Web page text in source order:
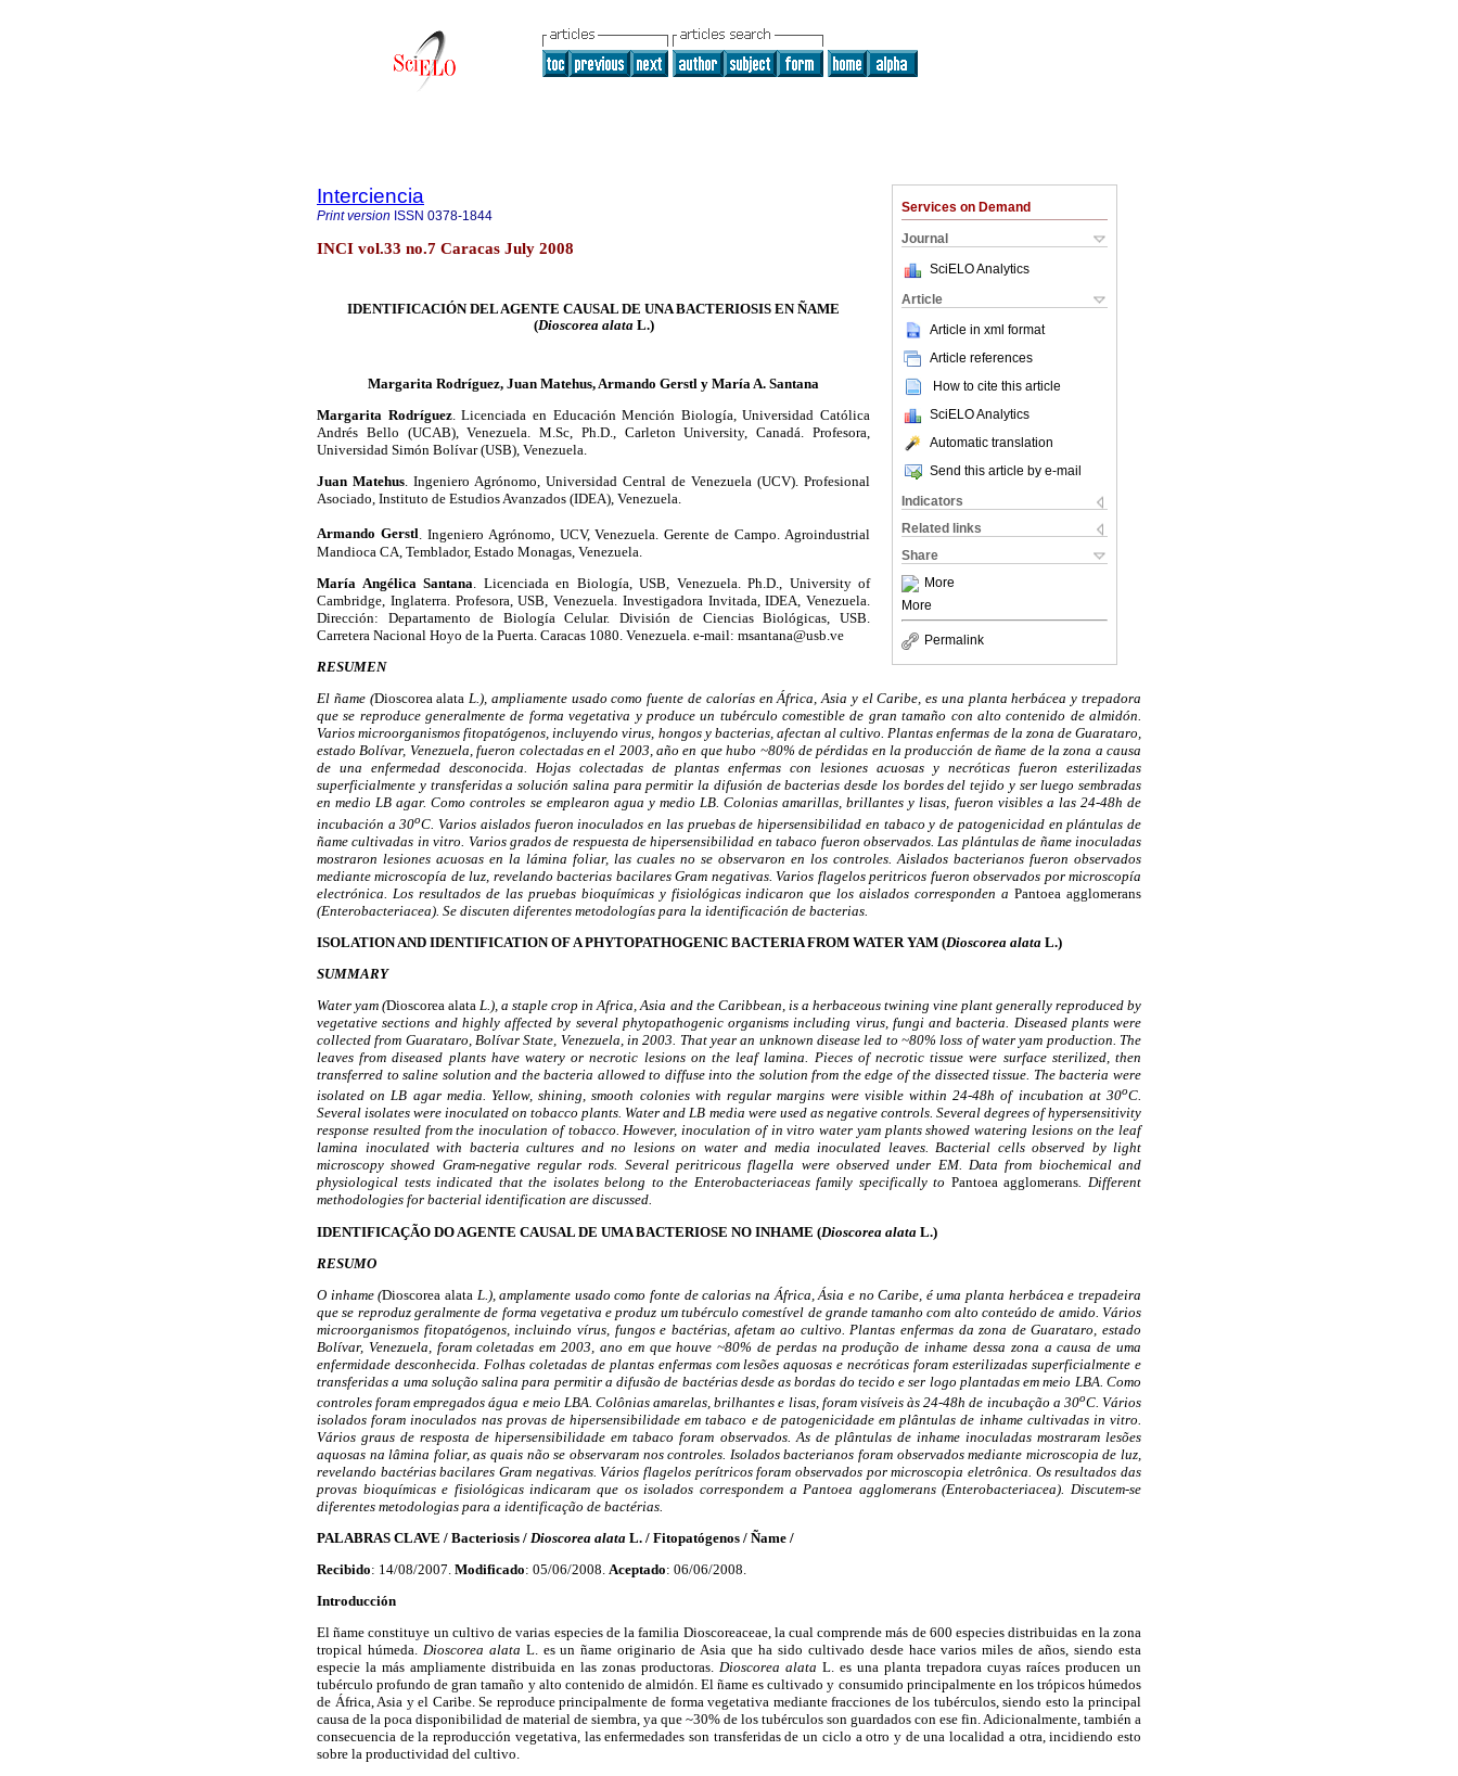
Services on Demand
Journal
SciELO Analytics
Article
Article in xml format
Article references
How to cite this article
SciELO Analytics
Automatic translation
Send this article by e-mail
Indicators
Related links
Share
More
More
Permalink
Interciencia
Print version ISSN 0378-1844
INCI vol.33 no.7 Caracas July 2008
IDENTIFICACIÓN DEL AGENTE CAUSAL DE UNA BACTERIOSIS EN ÑAME
(Dioscorea alata L.)
Margarita Rodríguez, Juan Matehus, Armando Gerstl y María A. Santana
Margarita Rodríguez. Licenciada en Educación Mención Biología, Universidad Católica
Andrés Bello (UCAB), Venezuela. M.Sc, Ph.D., Carleton University, Canadá. Profesora,
Universidad Simón Bolívar (USB), Venezuela.
Juan Matehus. Ingeniero Agrónomo, Universidad Central de Venezuela (UCV). Profesional
Asociado, Instituto de Estudios Avanzados (IDEA), Venezuela.
Armando Gerstl. Ingeniero Agrónomo, UCV, Venezuela. Gerente de Campo. Agroindustrial
Mandioca CA, Temblador, Estado Monagas, Venezuela.
María Angélica Santana . Licenciada en Biología, USB, Venezuela. Ph.D., University of
Cambridge, Inglaterra. Profesora, USB, Venezuela. Investigadora Invitada, IDEA, Venezuela.
Dirección: Departamento de Biología Celular. División de Ciencias Biológicas, USB.
Carretera Nacional Hoyo de la Puerta. Caracas 1080. Venezuela. e-mail: msantana@usb.ve
RESUMEN
El ñame (Dioscorea alata L.), ampliamente usado como fuente de calorías en África, Asia y el Caribe, es una planta herbácea y trepadora
que se reproduce generalmente de forma vegetativa y produce un tubérculo comestible de gran tamaño con alto contenido de almidón.
Varios microorganismos fitopatógenos, incluyendo virus, hongos y bacterias, afectan al cultivo. Plantas enfermas de la zona de Guarataro,
estado Bolívar, Venezuela, fueron colectadas en el 2003, año en que hubo ~80% de pérdidas en la producción de ñame de la zona a causa
de una enfermedad desconocida. Hojas colectadas de plantas enfermas con lesiones acuosas y necróticas fueron esterilizadas
superficialmente y transferidas a solución salina para permitir la difusión de bacterias desde los bordes del tejido y ser luego sembradas
en medio LB agar. Como controles se emplearon agua y medio LB. Colonias amarillas, brillantes y lisas, fueron visibles a las 24-48h de
incubación a 30oC. Varios aislados fueron inoculados en las pruebas de hipersensibilidad en tabaco y de patogenicidad en plántulas de
ñame cultivadas in vitro. Varios grados de respuesta de hipersensibilidad en tabaco fueron observados. Las plántulas de ñame inoculadas
mostraron lesiones acuosas en la lámina foliar, las cuales no se observaron en los controles. Aislados bacterianos fueron observados
mediante microscopía de luz, revelando bacterias bacilares Gram negativas. Varios flagelos peritricos fueron observados por microscopía
electrónica. Los resultados de las pruebas bioquímicas y fisiológicas indicaron que los aislados corresponden aPantoea agglomerans
(Enterobacteriacea). Se discuten diferentes metodologías para la identificación de bacterias.
ISOLATION AND IDENTIFICATION OF A PHYTOPATHOGENIC BACTERIA FROM WATER YAM (Dioscorea alata L.)
SUMMARY
Water yam (Dioscorea alata L.), a staple crop in Africa, Asia and the Caribbean, is a herbaceous twining vine plant generally reproduced by
vegetative sections and highly affected by several phytopathogenic organisms including virus, fungi and bacteria. Diseased plants were
collected from Guarataro, Bolívar State, Venezuela, in 2003. That year an unknown disease led to ~80% loss of water yam production. The
leaves from diseased plants have watery or necrotic lesions on the leaf lamina. Pieces of necrotic tissue were surface sterilized, then
transferred to saline solution and the bacteria allowed to diffuse into the solution from the edge of the dissected tissue. The bacteria were
isolated on LB agar media. Yellow, shining, smooth colonies with regular margins were visible within 24-48h of incubation at 30oC.
Several isolates were inoculated on tobacco plants. Water and LB media were used as negative controls. Several degrees of hypersensitivity
response resulted from the inoculation of tobacco. However, inoculation of in vitro water yam plants showed watering lesions on the leaf
lamina inoculated with bacteria cultures and no lesions on water and media inoculated leaves. Bacterial cells observed by light
microscopy showed Gram-negative regular rods. Several peritricous flagella were observed under EM. Data from biochemical and
physiological tests indicated that the isolates belong to the Enterobacteriaceas family specifically to Pantoea agglomerans. Different
methodologies for bacterial identification are discussed.
IDENTIFICAÇÃO DO AGENTE CAUSAL DE UMA BACTERIOSE NO INHAME (Dioscorea alata L.)
RESUMO
O inhame (Dioscorea alata L.), amplamente usado como fonte de calorias na África, Ásia e no Caribe, é uma planta herbácea e trepadeira
que se reproduz geralmente de forma vegetativa e produz um tubérculo comestível de grande tamanho com alto conteúdo de amido. Vários
microorganismos fitopatógenos, incluindo vírus, fungos e bactérias, afetam ao cultivo. Plantas enfermas da zona de Guarataro, estado
Bolívar, Venezuela, foram coletadas em 2003, ano em que houve ~80% de perdas na produção de inhame dessa zona a causa de uma
enfermidade desconhecida. Folhas coletadas de plantas enfermas com lesões aquosas e necróticas foram esterilizadas superficialmente e
transferidas a uma solução salina para permitir a difusão de bactérias desde as bordas do tecido e ser logo plantadas em meio LBA. Como
controles foram empregados água e meio LBA. Colônias amarelas, brilhantes e lisas, foram visíveis às 24-48h de incubação a 30oC. Vários
isolados foram inoculados nas provas de hipersensibilidade em tabaco e de patogenicidade em plântulas de inhame cultivadas in vitro.
Vários graus de resposta de hipersensibilidade em tabaco foram observados. As de plântulas de inhame inoculadas mostraram lesões
aquosas na lâmina foliar, as quais não se observaram nos controles. Isolados bacterianos foram observados mediante microscopia de luz,
revelando bactérias bacilares Gram negativas. Vários flagelos perítricos foram observados por microscopia eletrônica. Os resultados das
provas bioquímicas e fisiológicas indicaram que os isolados correspondem a Pantoea agglomerans (Enterobacteriacea). Discutem-se
diferentes metodologias para a identificação de bactérias.
PALABRAS CLAVE / Bacteriosis / Dioscorea alata L. / Fitopatógenos / Ñame /
Recibido: 14/08/2007. Modificado: 05/06/2008. Aceptado: 06/06/2008.
Introducción
El ñame constituye un cultivo de varias especies de la familia Dioscoreaceae, la cual comprende más de 600 especies distribuidas en la zona
tropical húmeda. Dioscorea alata L. es un ñame originario de Asia que ha sido cultivado desde hace varios miles de años, siendo esta
especie la más ampliamente distribuida en las zonas productoras. Dioscorea alata L. es una planta trepadora cuyas raíces producen un
tubérculo profundo de gran tamaño y alto contenido de almidón. El ñame es cultivado y consumido principalmente en los trópicos húmedos
de África, Asia y el Caribe. Se reproduce principalmente de forma vegetativa mediante fracciones de los tubérculos, siendo esto la principal
causa de la poca disponibilidad de material de siembra, ya que ~30% de los tubérculos son guardados con ese fin. Adicionalmente, también a
consecuencia de la reproducción vegetativa, las enfermedades son transferidas de un ciclo a otro y de una localidad a otra, incidiendo esto
sobre la productividad del cultivo.